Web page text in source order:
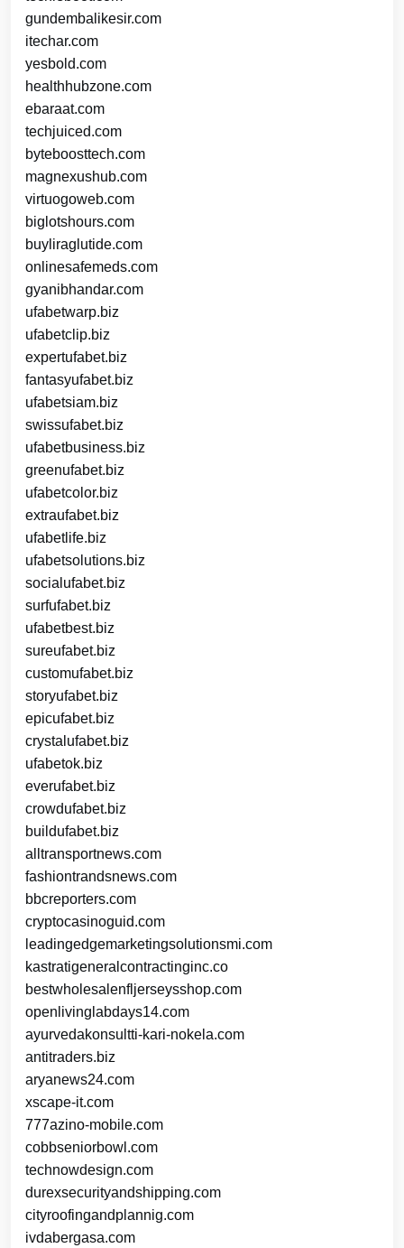
gundembalikesir.com
itechar.com
yesbold.com
healthhubzone.com
ebaraat.com
techjuiced.com
byteboosttech.com
magnexushub.com
virtuogoweb.com
biglotshours.com
buyliraglutide.com
onlinesafemeds.com
gyanibhandar.com
ufabetwarp.biz
ufabetclip.biz
expertufabet.biz
fantasyufabet.biz
ufabetsiam.biz
swissufabet.biz
ufabetbusiness.biz
greenufabet.biz
ufabetcolor.biz
extraufabet.biz
ufabetlife.biz
ufabetsolutions.biz
socialufabet.biz
surfufabet.biz
ufabetbest.biz
sureufabet.biz
customufabet.biz
storyufabet.biz
epicufabet.biz
crystalufabet.biz
ufabetok.biz
everufabet.biz
crowdufabet.biz
buildufabet.biz
alltransportnews.com
fashiontrandsnews.com
bbcreporters.com
cryptocasinoguid.com
leadingedgemarketingsolutionsmi.com
kastratigeneralcontractinginc.co
bestwholesalenfljerseysshop.com
openlivinglabdays14.com
ayurvedakonsultti-kari-nokela.com
antitraders.biz
aryanews24.com
xscape-it.com
777azino-mobile.com
cobbseniorbowl.com
technowdesign.com
durexsecurityandshipping.com
cityroofingandplannig.com
ivdabergasa.com